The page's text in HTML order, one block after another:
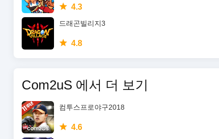
4.3
드래곤빌리지3
4.8
Com2uS 에서 더 보기
컴투스프로야구2018
4.6